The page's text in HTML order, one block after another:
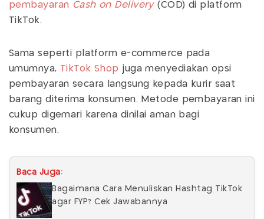
pembayaran Cash on Delivery(COD) di platform
TikTok.
Sama seperti platform e-commerce pada
umumnya, TikTok Shop juga menyediakan opsi
pembayaran secara langsung kepada kurir saat
barang diterima konsumen. Metode pembayaran ini
cukup digemari karena dinilai aman bagi
konsumen.
Baca Juga:
Bagaimana Cara Menuliskan Hashtag TikTok
agar FYP? Cek Jawabannya